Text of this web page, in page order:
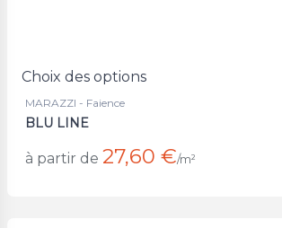
Choix des options
MARAZZI - Faience
BLU LINE
à partir de 27,60 €/m²